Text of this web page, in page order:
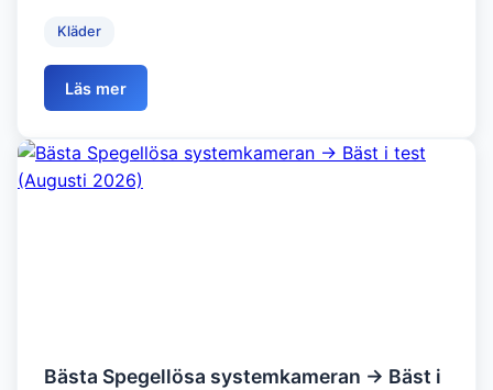
Kläder
Läs mer
Bästa Spegellösa systemkameran → Bäst i